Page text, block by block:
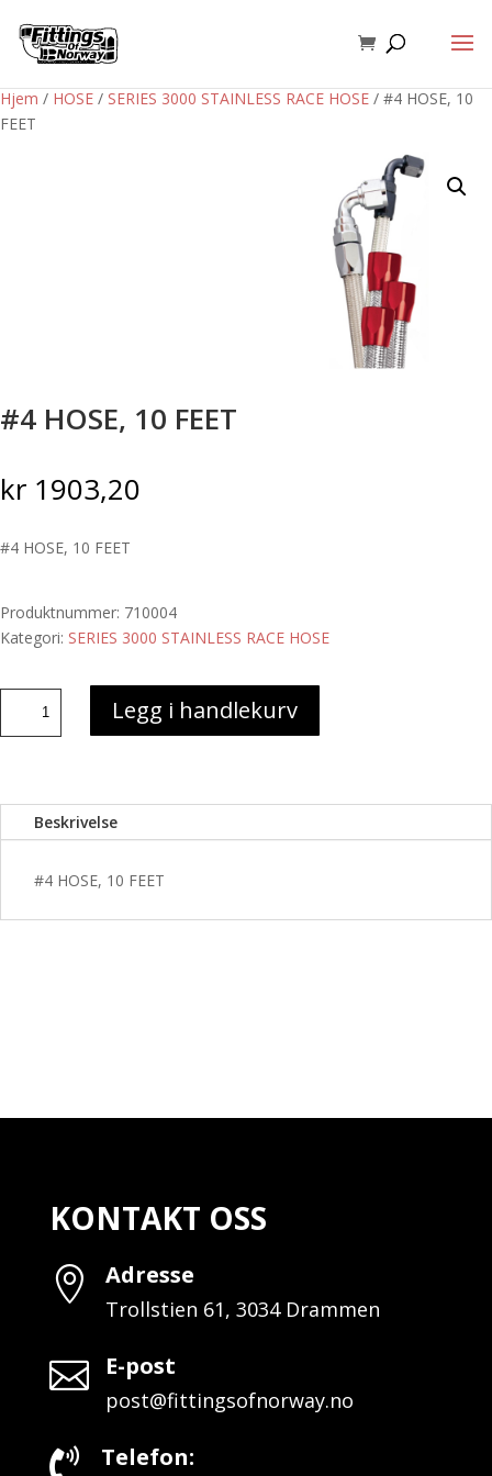
Hjem / HOSE / SERIES 3000 STAINLESS RACE HOSE / #4 HOSE, 10
FEET
#4 HOSE, 10 FEET
kr 1903,20
#4 HOSE, 10 FEET
Produktnummer: 710004
Kategori: SERIES 3000 STAINLESS RACE HOSE
#4
HOSE,
Legg i handlekurv
Beskrivelse
#4 HOSE, 10 FEET
KONTAKT OSS
 Adresse
Trollstien 61, 3034 Drammen
 E-post
post@fittingsofnorway.no
 Telefon: